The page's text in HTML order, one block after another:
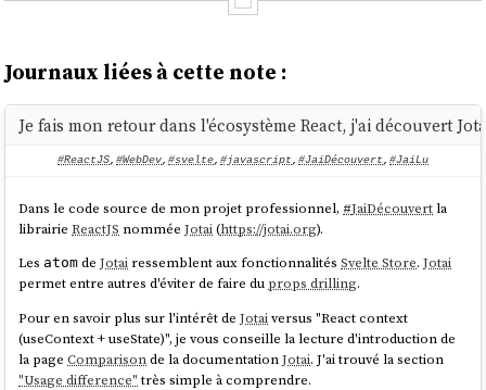
Journaux liées à cette note :
Je fais mon retour dans l'écosystème React, j'ai découvert
#ReactJS, #WebDev, #svelte, #javascript, #JaiDécouvert, #JaiLu
Dans le code source de mon projet professionnel, #JaiDécouvertla
librairieReactJS nomméeJotai(https://jotai.org).
Les atom deJotai ressemblent aux fonctionnalitésSvelte Store.Jotai
permet entre autres d'éviter de faire du props drilling.
Pour en savoir plus sur l'intérêt deJotaiversus "React context
(useContext + useState)", je vous conseille la lecture d'introduction de
la pageComparisonde la documentationJotai. J'ai trouvé la section
"Usage difference"très simple à comprendre.